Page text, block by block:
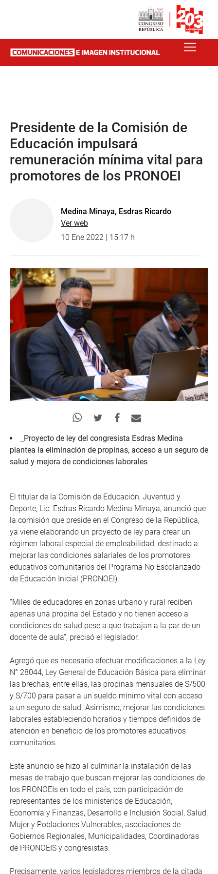
Presidente de la Comisión de
Educación impulsará
remuneración mínima vital para
promotores de los PRONOEI
Medina Minaya, Esdras Ricardo
Ver web
10 Ene 2022 | 15:17 h
_Proyecto de ley del congresista Esdras Medina
plantea la eliminación de propinas, acceso a un seguro de
salud y mejora de condiciones laborales
El titular de la Comisión de Educación, Juventud y
Deporte, Lic. Esdras Ricardo Medina Minaya, anunció que
la comisión que preside en el Congreso de la República,
ya viene elaborando un proyecto de ley para crear un
régimen laboral especial de empleabilidad, destinado a
mejorar las condiciones salariales de los promotores
educativos comunitarios del Programa No Escolarizado
de Educación Inicial (PRONOEI).
“Miles de educadores en zonas urbano y rural reciben
apenas una propina del Estado y no tienen acceso a
condiciones de salud pese a que trabajan a la par de un
docente de aula”, precisó el legislador.
Agregó que es necesario efectuar modificaciones a la Ley
N° 28044, Ley General de Educación Básica para eliminar
las brechas, entre ellas, las propinas mensuales de S/500
y S/700 para pasar a un sueldo mínimo vital con acceso
a un seguro de salud. Asimismo, mejorar las condiciones
laborales estableciendo horarios y tiempos definidos de
atención en beneficio de los promotores educativos
comunitarios.
Este anuncio se hizo al culminar la instalación de las
mesas de trabajo que buscan mejorar las condiciones de
los PRONOEIs en todo el país, con participación de
representantes de los ministerios de Educación,
Economía y Finanzas, Desarrollo e Inclusión Social, Salud,
Mujer y Poblaciones Vulnerables, asociaciones de
Gobiernos Regionales, Municipalidades, Coordinadoras
de PRONOEIS y congresistas.
Precisamente, varios legisladores miembros de la citada